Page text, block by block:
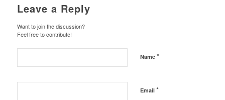
Leave a Reply
Want to join the discussion?
Feel free to contribute!
Name *
Email *